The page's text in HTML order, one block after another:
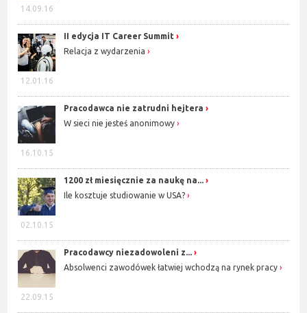
14.09.16
12.01.16
II edycja IT Career Summit
Relacja z wydarzenia
16.10.15
Pracodawca nie zatrudni hejtera
W sieci nie jesteś anonimowy
02.10.15
1200 zł miesięcznie za naukę na...
Ile kosztuje studiowanie w USA?
22.09.15
Pracodawcy niezadowoleni z...
Absolwenci zawodówek łatwiej wchodzą na rynek pracy